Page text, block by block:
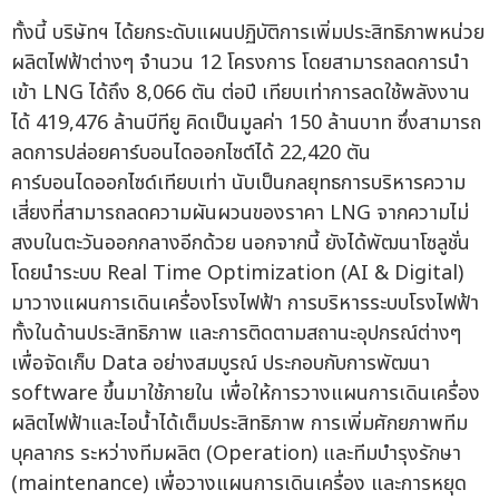
ทั้งนี้ บริษัทฯ ได้ยกระดับแผนปฏิบัติการเพิ่มประสิทธิภาพหน่วย
ผลิตไฟฟ้าต่างๆ จำนวน 12 โครงการ โดยสามารถลดการนำ
เข้า LNG ได้ถึง 8,066 ตัน ต่อปี เทียบเท่าการลดใช้พลังงาน
ได้ 419,476 ล้านบีทียู คิดเป็นมูลค่า 150 ล้านบาท ซึ่งสามารถ
ลดการปล่อยคาร์บอนไดออกไซต์ได้ 22,420 ตัน
คาร์บอนไดออกไซด์เทียบเท่า นับเป็นกลยุทธการบริหารความ
เสี่ยงที่สามารถลดความผันผวนของราคา LNG จากความไม่
สงบในตะวันออกกลางอีกด้วย นอกจากนี้ ยังได้พัฒนาโซลูชั่น
โดยนำระบบ Real Time Optimization (AI & Digital)
มาวางแผนการเดินเครื่องโรงไฟฟ้า การบริหารระบบโรงไฟฟ้า
ทั้งในด้านประสิทธิภาพ และการติดตามสถานะอุปกรณ์ต่างๆ
เพื่อจัดเก็บ Data อย่างสมบูรณ์ ประกอบกับการพัฒนา
software ขึ้นมาใช้ภายใน เพื่อให้การวางแผนการเดินเครื่อง
ผลิตไฟฟ้าและไอน้ำได้เต็มประสิทธิภาพ การเพิ่มศักยภาพทีม
บุคลากร ระหว่างทีมผลิต (Operation) และทีมบำรุงรักษา
(maintenance) เพื่อวางแผนการเดินเครื่อง และการหยุด